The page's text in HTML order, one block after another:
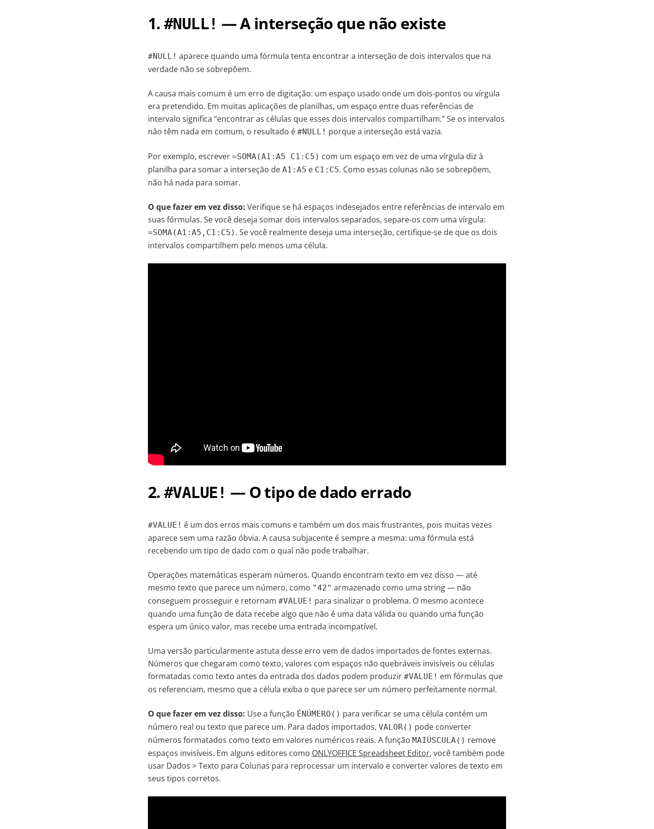
1.#NULL! — A interseção que não existe
#NULL! aparece quando uma fórmula tenta encontrar a interseção de dois intervalos que na
verdade não se sobrepõem.
A causa mais comum é um erro de digitação: um espaço usado onde um dois-pontos ou vírgula
era pretendido. Em muitas aplicações de planilhas, um espaço entre duas referências de
intervalo significa “encontrar as células que esses dois intervalos compartilham.” Se os intervalos
não têm nada em comum, o resultado é #NULL! porque a interseção está vazia.
Por exemplo, escrever =SOMA(A1:A5 C1:C5) com um espaço em vez de uma vírgula diz à
planilha para somar a interseção de A1:A5 e C1:C5. Como essas colunas não se sobrepõem,
não há nada para somar.
O que fazer em vez disso: Verifique se há espaços indesejados entre referências de intervalo em
suas fórmulas. Se você deseja somar dois intervalos separados, separe-os com uma vírgula:
=SOMA(A1:A5,C1:C5) . Se você realmente deseja uma interseção, certifique-se de que os dois
intervalos compartilhem pelo menos uma célula.
2.#VALUE! — O tipo de dado errado
#VALUE! é um dos erros mais comuns e também um dos mais frustrantes, pois muitas vezes
aparece sem uma razão óbvia. A causa subjacente é sempre a mesma: uma fórmula está
recebendo um tipo de dado com o qual não pode trabalhar.
Operações matemáticas esperam números. Quando encontram texto em vez disso — até
mesmo texto que parece um número, como "42" armazenado como uma string — não
conseguem prosseguir e retornam #VALUE! para sinalizar o problema. O mesmo acontece
quando uma função de data recebe algo que não é uma data válida ou quando uma função
espera um único valor, mas recebe uma entrada incompatível.
Uma versão particularmente astuta desse erro vem de dados importados de fontes externas.
Números que chegaram como texto, valores com espaços não quebráveis invisíveis ou células
formatadas como texto antes da entrada dos dados podem produzir #VALUE! em fórmulas que
os referenciam, mesmo que a célula exiba o que parece ser um número perfeitamente normal.
O que fazer em vez disso: Use a função ÉNÚMERO() para verificar se uma célula contém um
número real ou texto que parece um. Para dados importados, VALOR() pode converter
números formatados como texto em valores numéricos reais. A função MAIÚSCULA() remove
espaços invisíveis. Em alguns editores como ONLYOFFICE Spreadsheet Editor, você também pode
usar Dados > Texto para Colunas para reprocessar um intervalo e converter valores de texto em
seus tipos corretos.